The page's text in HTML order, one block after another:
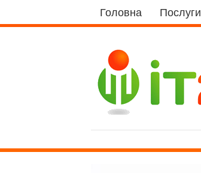
Головна Послуги